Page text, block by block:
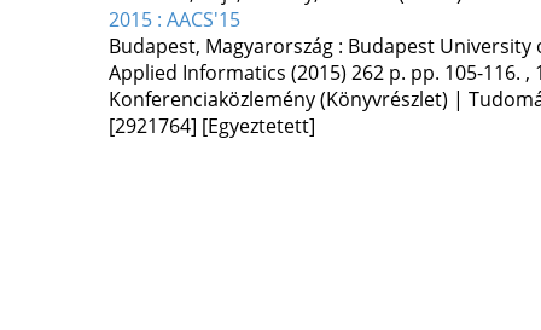
2015 : AACS'15
Budapest, Magyarország : Budapest University
Applied Informatics (2015) 262 p. pp. 105-116. ,
Konferenciaközlemény (Könyvrészlet) |
[2921764] [Egyeztetett]